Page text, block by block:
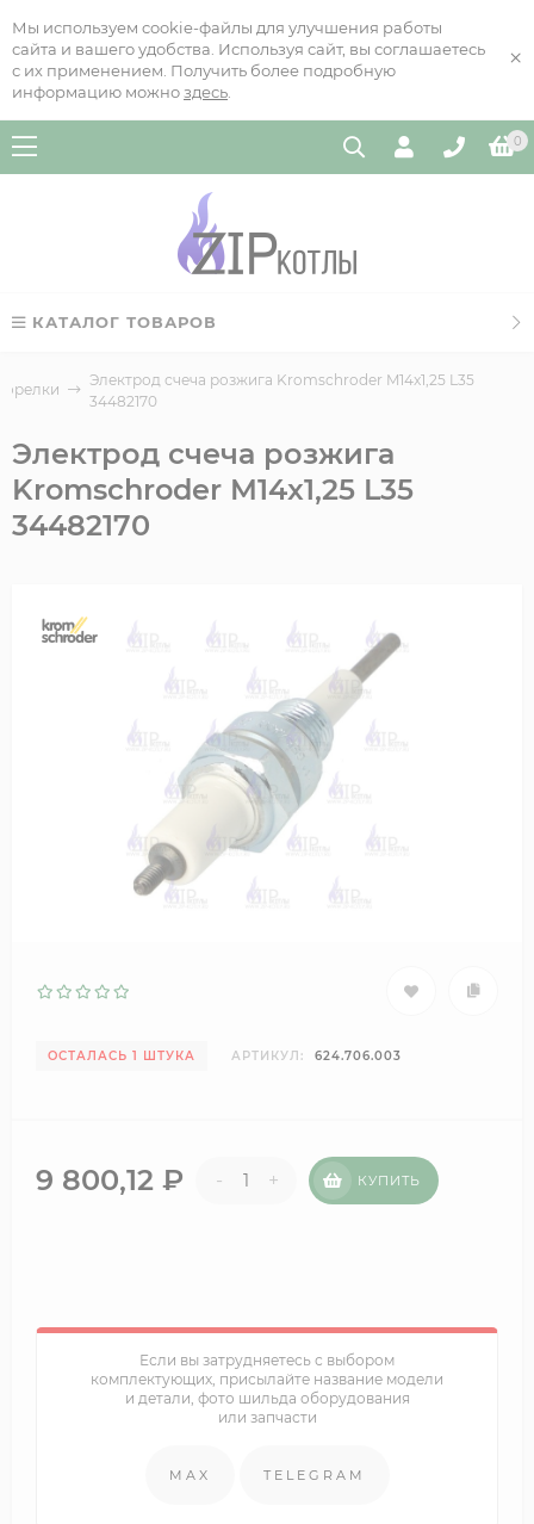
Мы используем cookie-файлы для улучшения работы
сайта и вашего удобства. Используя сайт, вы соглашаетесь
с их применением. Получить более подробную
информацию можно здесь
×
0
КАТАЛОГ ТОВАРОВ
Электрод счеча розжига Kromschroder M14x1,25 L35
34482170
Электрод счеча розжига
Kromschroder M14x1,25 L35
34482170
ОСТАЛАСЬ 1 ШТУКА АРТИКУЛ: 624.706.003
9 800,12 ₽ - + КУПИТЬ
Если вы затрудняетесь с выбором
комплектующих, присылайте название модели
и детали, фото шильда оборудования
или запчасти
MAX TELEGRAM